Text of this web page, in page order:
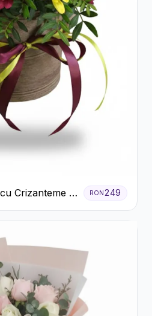
Crizanteme în
RON249